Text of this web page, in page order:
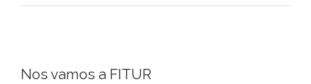
Nos vamos a FITUR